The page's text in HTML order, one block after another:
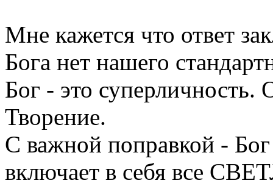
Мне кажется что ответ
Бога нет нашего
Бог - это
Творение.
С важной поправкой - Бог
включает в себя все